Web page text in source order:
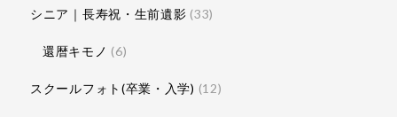
シニア｜長寿祝・生前遺影 (33)
還暦キモノ (6)
スクールフォト(卒業・入学) (12)